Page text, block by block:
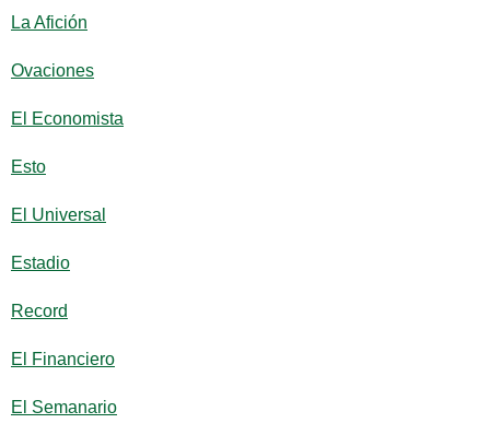
La Afición
Ovaciones
El Economista
Esto
El Universal
Estadio
Record
El Financiero
El Semanario